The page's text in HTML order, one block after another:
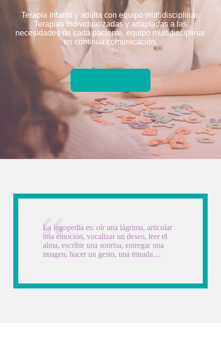
Terapia infantil y adulta con equipo multidisciplinar.
Terapias individualizadas y adaptadas a las
necesidades de cada paciente, equipo multidisciplinar
en continua comunicación.
La logopedia es: oír una lágrima, articular
una emoción, vocalizar un deseo, leer el
alma, escribir una sonrisa, entregar una
imagen, hacer un gesto, una mirada…